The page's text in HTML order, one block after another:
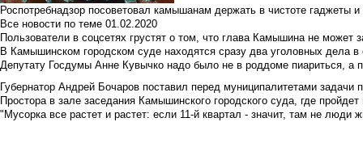
Роспотребнадзор посоветовал камышанам держать в чистоте гаджеты
Все новости по теме 01.02.2020
Пользователи в соцсетях грустят о том, что глава Камышина не может
В Камышинском городском суде находятся сразу два уголовных дела
Депутату Госдумы Анне Кувычко надо было не в роддоме пиариться, а
Губернатор Андрей Бочаров поставил перед муниципалитетами задачи
Простора в зале заседания Камышинского городского суда, где
"Мусорка все растет и растет: если 11-й квартал - значит, там не люди